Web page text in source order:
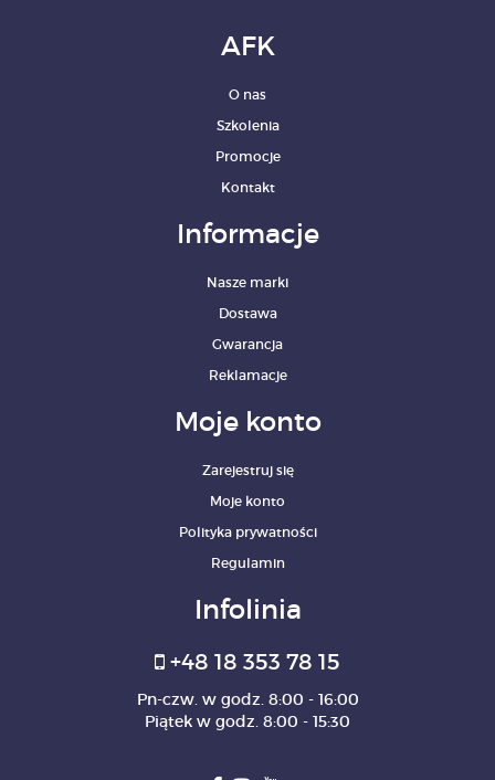
O NAS
AFK
O nas
Szkolenia
Promocje
Kontakt
Informacje
Nasze marki
Dostawa
Gwarancja
Reklamacje
Moje konto
Zarejestruj się
Moje konto
Polityka prywatności
Regulamin
Infolinia
+48 18 353 78 15
Pn-czw. w godz. 8:00 - 16:00
Piątek w godz. 8:00 - 15:30